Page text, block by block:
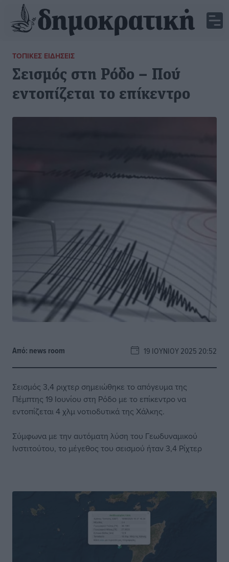
ΤΟΠΙΚΈΣ ΕΙΔΉΣΕΙΣ
Σεισμός στη Ρόδο – Πού
εντοπίζεται το επίκεντρο
Από: news room 19 ΙΟΥΝΊΟΥ 2025 20:52
Σεισμός 3,4 ριχτερ σημειώθηκε το απόγευμα της
Πέμπτης 19 Ιουνίου στη Ρόδο με το επίκεντρο να
εντοπίζεται 4 χλμ νοτιοδυτικά της Χάλκης.
Σύμφωνα με την αυτόματη λύση του Γεωδυναμικού
Ινστιτούτου, το μέγεθος του σεισμού ήταν 3,4 Ρίχτερ